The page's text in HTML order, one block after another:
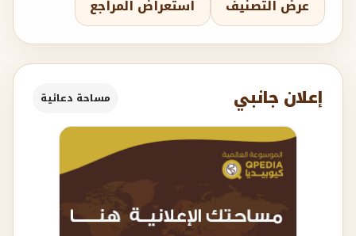
عرض التصنيف استعراض المراجع
إعلان جانبي مساحة دعائية